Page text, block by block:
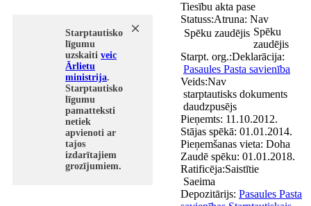
Starptautisko
līgumu
uzskaiti veic
Ārlietu
ministrija.
Starptautisko
līgumu
pamatteksti
netiek
apvienoti ar
tajos
izdarītajiem
grozījumiem.
Tiesību akta pase
Statuss:
Spēku zaudējis Spēku
zaudējis
Starpt. org.:
Pasaules Pasta savienība
Veids:
starptautisks dokuments
daudzpusējs
Pieņemts: 11.10.2012.
Stājas spēkā: 01.01.2014.
Pieņemšanas vieta: Doha
Zaudē spēku: 01.01.2018.
Ratificēja:
Saeima
Atruna: Nav
Deklarācija:
Nav
Depozitārijs: Pasaules Pasta
Saistītie